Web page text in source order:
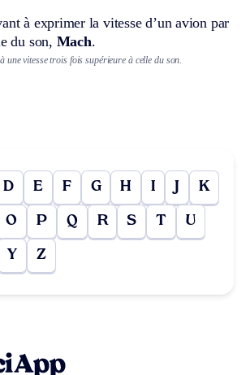
à exprimer la vitesse d’un avion par
du son, Mach.
une vitesse trois fois supérieure à celle du son.
D E F G H I J K
O P Q R S T U
Y Z